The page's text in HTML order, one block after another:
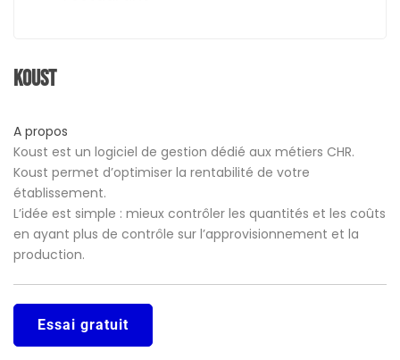
Koust
A propos
Koust est un logiciel de gestion dédié aux métiers CHR.
Koust permet d’optimiser la rentabilité de votre
établissement.
L’idée est simple : mieux contrôler les quantités et les coûts
en ayant plus de contrôle sur l’approvisionnement et la
production.
Essai gratuit